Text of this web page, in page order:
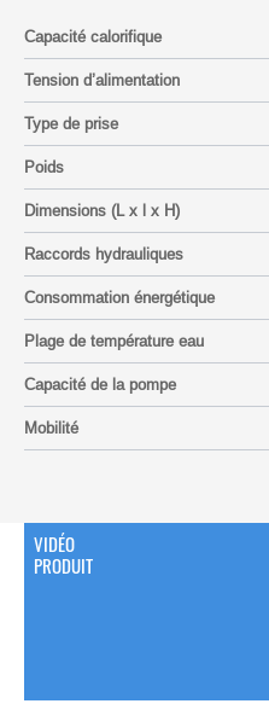
Capacité calorifique
Tension d’alimentation
Type de prise
Poids
Dimensions (L x l x H)
Raccords hydrauliques
Consommation énergétique
Plage de température eau
Capacité de la pompe
Mobilité
VIDÉO
PRODUIT